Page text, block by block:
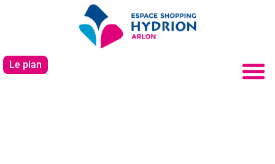
Le plan